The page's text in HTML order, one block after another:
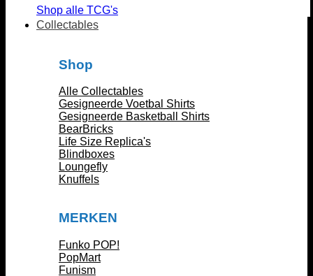
Shop alle TCG's
Collectables
Shop
Alle Collectables
Gesigneerde Voetbal Shirts
Gesigneerde Basketball Shirts
BearBricks
Life Size Replica's
Blindboxes
Loungefly
Knuffels
MERKEN
Funko POP!
PopMart
Funism